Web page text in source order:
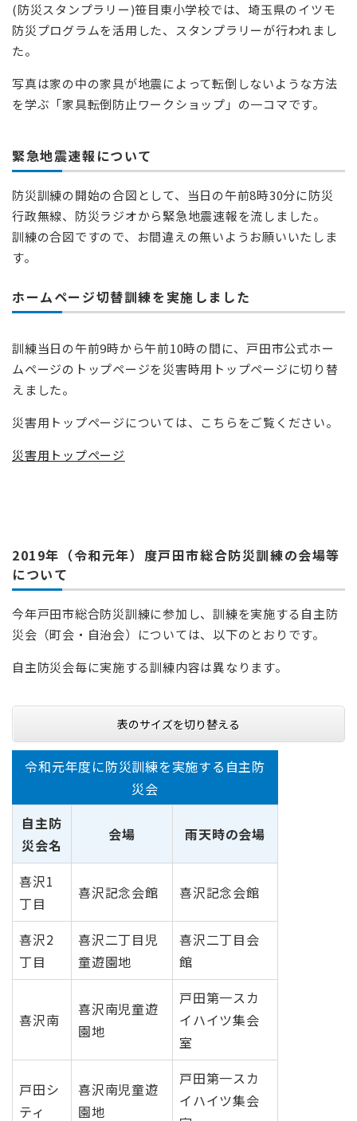
(防災スタンプラリー)笹目東小学校では、埼玉県のイツモ
防災プログラムを活用した、スタンプラリーが行われまし
た。
写真は家の中の家具が地震によって転倒しないような方法
を学ぶ「家具転倒防止ワークショップ」の一コマです。
緊急地震速報について
防災訓練の開始の合図として、当日の午前8時30分に防災
行政無線、防災ラジオから緊急地震速報を流しました。
訓練の合図ですので、お間違えの無いようお願いいたしま
す。
ホームページ切替訓練を実施しました
訓練当日の午前9時から午前10時の間に、戸田市公式ホー
ムページのトップページを災害時用トップページに切り替
えました。
災害用トップページについては、こちらをご覧ください。
災害用トップページ
2019年（令和元年）度戸田市総合防災訓練の会場等
について
今年戸田市総合防災訓練に参加し、訓練を実施する自主防
災会（町会・自治会）については、以下のとおりです。
自主防災会毎に実施する訓練内容は異なります。
表のサイズを切り替える
自主防
災会名
会場 雨天時の会場
令和元年度に防災訓練を実施する自主防
災会
喜沢1
丁目
喜沢記念会館 喜沢記念会館
喜沢2
丁目
喜沢二丁目児
童遊園地
喜沢二丁目会
館
喜沢南
喜沢南児童遊
園地
戸田第一スカ
イハイツ集会
室
戸田シ
ティ
喜沢南児童遊
園地
戸田第一スカ
イハイツ集会